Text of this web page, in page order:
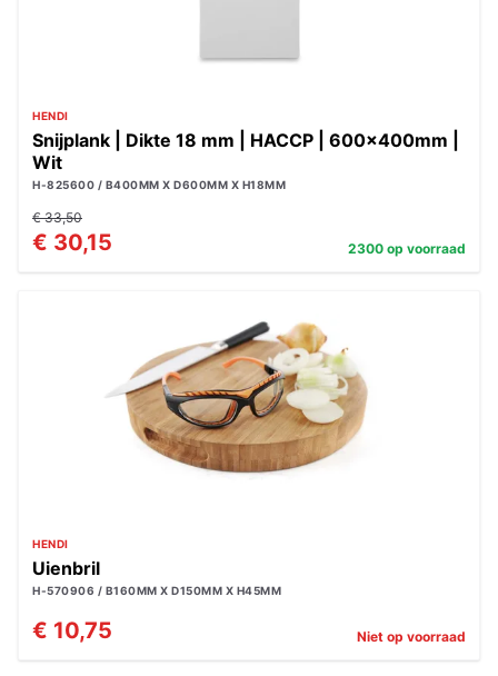
HENDI
Snijplank | Dikte 18 mm | HACCP | 600x400mm |
Wit
H-825600 / B400MM X D600MM X H18MM
€ 33,50
€ 30,15 2300 op voorraad
HENDI
Uienbril
H-570906 / B160MM X D150MM X H45MM
€ 10,75 Niet op voorraad